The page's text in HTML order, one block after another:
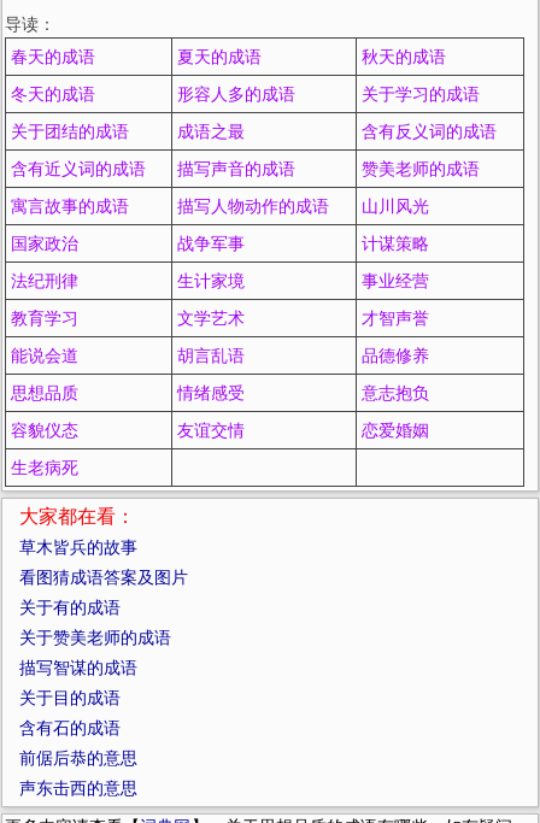
导读：
春天的成语
夏天的成语
秋天的成语
冬天的成语
形容人多的成语
关于学习的成语
关于团结的成语
成语之最
含有反义词的成语
含有近义词的成语
描写声音的成语
赞美老师的成语
寓言故事的成语
描写人物动作的成语
山川风光
国家政治
战争军事
计谋策略
法纪刑律
生计家境
事业经营
教育学习
文学艺术
才智声誉
能说会道
胡言乱语
品德修养
思想品质
情绪感受
意志抱负
容貌仪态
友谊交情
恋爱婚姻
生老病死
大家都在看：
草木皆兵的故事
看图猜成语答案及图片
关于有的成语
关于赞美老师的成语
描写智谋的成语
关于目的成语
含有石的成语
前倨后恭的意思
声东击西的意思